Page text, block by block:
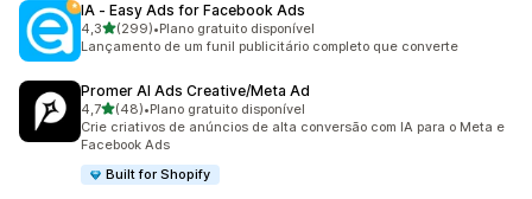
IA ‑ Easy Ads for Facebook Ads
4,3de 5 estrelas
(299)
299 avaliações ao todo
•Plano gratuito disponível
Lançamento de um funil publicitário completo que converte
Promer AI Ads Creative/Meta Ad
4,7de 5 estrelas
(48)
48 avaliações ao todo
•Plano gratuito disponível
Crie criativos de anúncios de alta conversão com IA para o Meta e
Facebook Ads
Built for Shopify